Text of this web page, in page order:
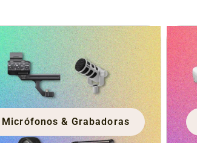
Micrófonos & Grabadoras